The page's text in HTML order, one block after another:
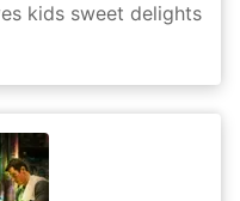
kids sweet delights